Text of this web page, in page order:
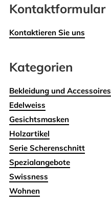
Kontaktformular
Kontaktieren Sie uns
Kategorien
Bekleidung und Accessoires
Edelweiss
Gesichtsmasken
Holzartikel
Serie Scherenschnitt
Spezialangebote
Swissness
Wohnen